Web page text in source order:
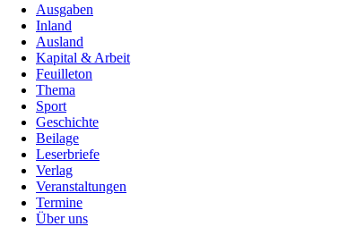
Ausgaben
Inland
Ausland
Kapital & Arbeit
Feuilleton
Thema
Sport
Geschichte
Beilage
Leserbriefe
Verlag
Veranstaltungen
Termine
Über uns